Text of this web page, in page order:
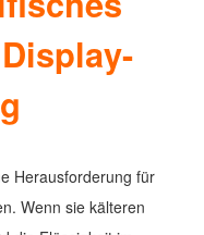
Herausforderung für
Wenn sie kälteren